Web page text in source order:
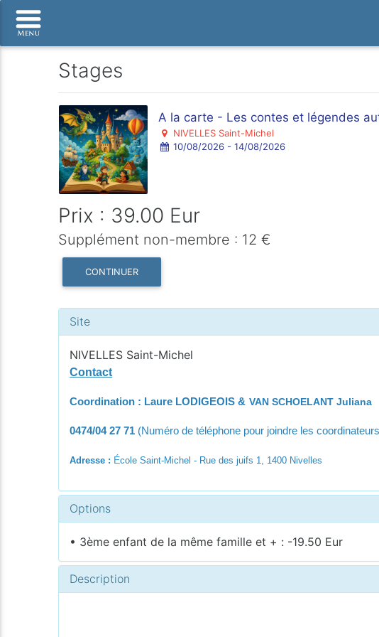
Stages
A la carte - Les contes et légendes
NIVELLES Saint-Michel
10/08/2026 - 14/08/2026
Prix : 39.00 Eur
Supplément non-membre : 12 €
CONTINUER
Site
NIVELLES Saint-Michel
Contact
Coordination : Laure LODIGEOIS & VAN SCHOELANT Juliana
0474/04 27 71 (Numéro de téléphone pour joindre les
Adresse : École Saint-Michel - Rue des juifs 1, 1400 Nivelles
Options
• 3ème enfant de la même famille et + : -19.50 Eur
Description